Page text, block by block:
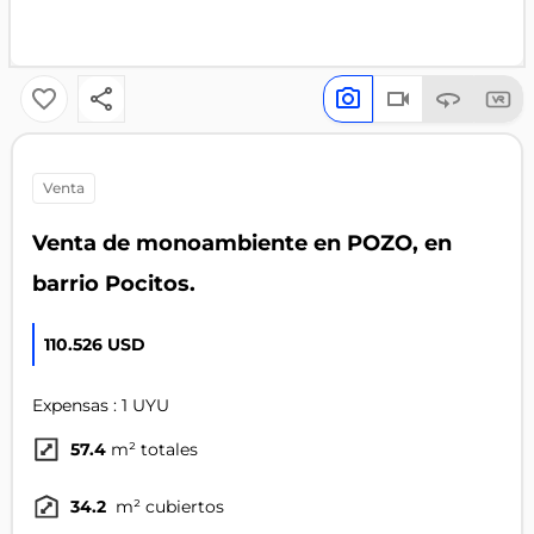
venta
Venta de monoambiente en POZO, en
barrio Pocitos.
110.526 USD
Expensas : 1 UYU
57.4 m² totales
34.2 m² cubiertos